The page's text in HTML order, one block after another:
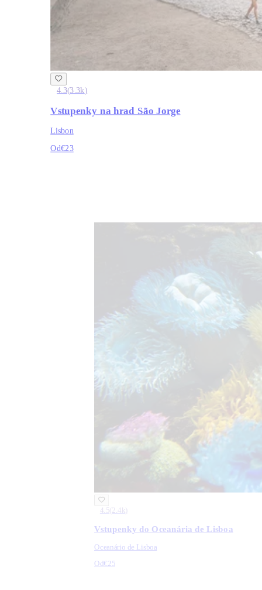
4.3(3.3k)
Vstupenky na hrad São Jorge
Lisbon
Od€23
4.5( 2.4k )
Vstupenky do Oceanária de Lisboa
Oceanário de Lisboa
Od€25